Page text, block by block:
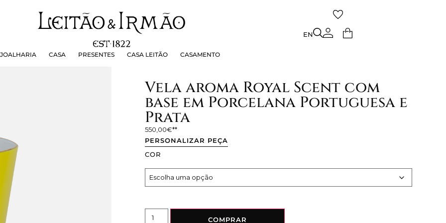
JOALHARIA CASA PRESENTES CASA LEITÃO CASAMENTO
EN
PRESENTES CASA LEITÃO
Vela aroma Royal Scent com
base em Porcelana Portuguesa e
Prata
550,00€
PERSONALIZAR PEÇA
COR
COMPRAR